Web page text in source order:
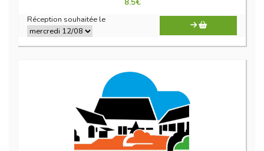
8.5€
Réception souhaitée le